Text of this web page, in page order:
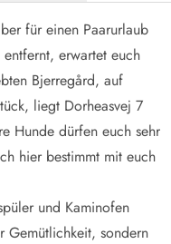
für einen Paarurlaub
erwartet euch
Bjerregård, auf
liegt Dorheasvej 7
Hunde dürfen euch sehr
hier bestimmt mit euch
und Kaminofen
Gemütlichkeit, sondern